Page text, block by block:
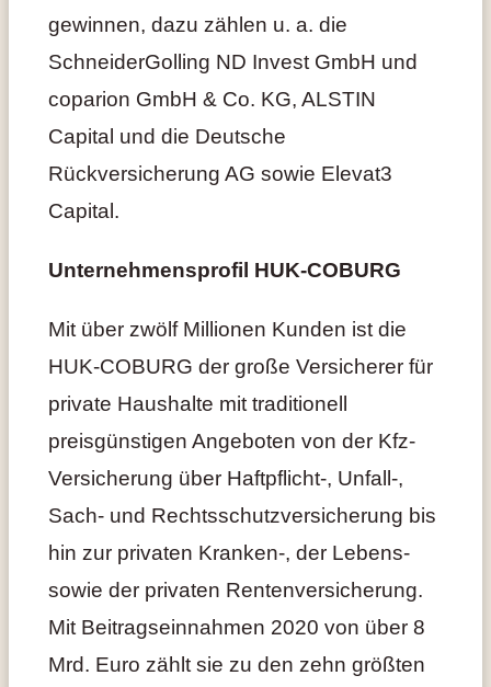
gewinnen, dazu zählen u. a. die
SchneiderGolling ND Invest GmbH und
coparion GmbH & Co. KG, ALSTIN
Capital und die Deutsche
Rückversicherung AG sowie Elevat3
Capital.
Unternehmensprofil HUK-COBURG
Mit über zwölf Millionen Kunden ist die
HUK-COBURG der große Versicherer für
private Haushalte mit traditionell
preisgünstigen Angeboten von der Kfz-
Versicherung über Haftpflicht-, Unfall-,
Sach- und Rechtsschutzversicherung bis
hin zur privaten Kranken-, der Lebens-
sowie der privaten Rentenversicherung.
Mit Beitragseinnahmen 2020 von über 8
Mrd. Euro zählt sie zu den zehn größten